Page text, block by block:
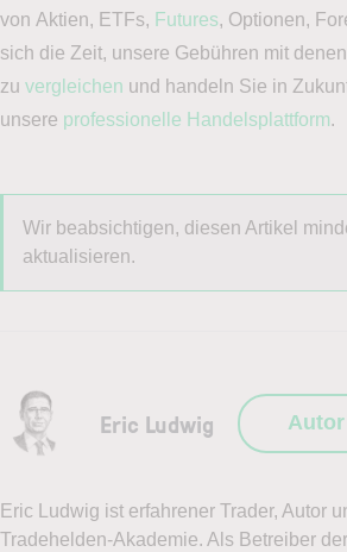
von Aktien, ETFs, Futures, Optionen,
sich die Zeit, unsere Gebühren mit
zu vergleichen und handeln Sie in
unsere professionelle Handelsplattform.
Wir beabsichtigen, diesen Artikel
aktualisieren.
Eric Ludwig
Eric Ludwig ist erfahrener Trader, Autor
Tradehelden-Akademie. Als Betreiber